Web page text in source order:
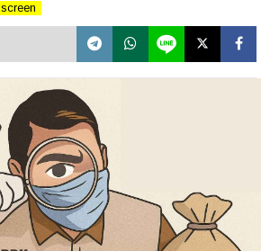
screen